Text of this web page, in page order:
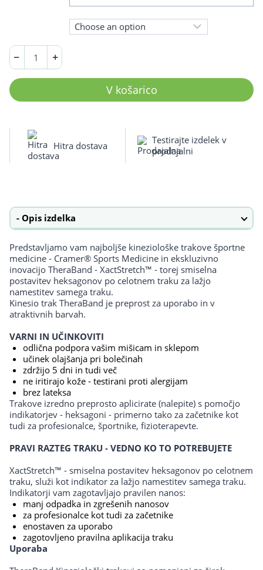
TheraBand
kineziološki
trak
31,4m
količina
− +
V košarico
Hitra dostava
Testirajte izdelek v
prodajalni
Opis izdelka
Predstavljamo vam najboljše kineziološke trakove športne
medicine - Cramer® Sports Medicine in ekskluzivno
inovacijo TheraBand - XactStretch™ - torej smiselna
postavitev heksagonov po celotnem traku za lažjo
namestitev samega traku.
Kinesio trak TheraBand je preprost za uporabo in v
atraktivnih barvah.
VARNI IN UČINKOVITI
odlična podpora vašim mišicam in sklepom
učinek olajšanja pri bolečinah
zdržijo 5 dni in tudi več
ne iritirajo kože - testirani proti alergijam
brez lateksa
Trakove izredno preprosto aplicirate (nalepite) s pomočjo
indikatorjev - heksagoni - primerno tako za začetnike kot
tudi za profesionalce, športnike, fizioterapevte.
PRAVI RAZTEG TRAKU - VEDNO KO TO POTREBUJETE
XactStretch™ - smiselna postavitev heksagonov po celotnem
traku, služi kot indikator za lažjo namestitev samega traku.
Indikatorji vam zagotavljajo pravilen nanos:
manj odpadka in zgrešenih nanosov
za profesionalce kot tudi za začetnike
enostaven za uporabo
zagotovljeno pravilna aplikacija traku
Uporaba